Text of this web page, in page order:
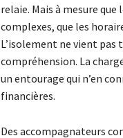
relaie. Mais à mesure
complexes, que les
L’isolement ne vient pas
compréhension. La
un entourage qui n’en
financières.
Des accompagnateurs